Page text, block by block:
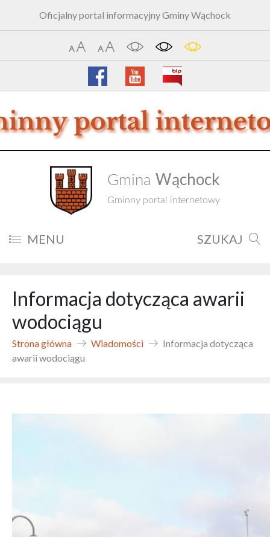
Oficjalny portal informacyjny Gminy Wąchock
Gmina Wąchock
Gminny portal internetowy
MENU SZUKAJ
Informacja dotycząca awarii
wodociągu
Strona główna Wiadomości
Informacja dotycząca
awarii wodociągu